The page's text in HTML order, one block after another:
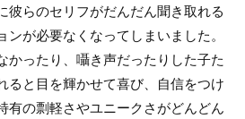
彼らのセリフがだんだん聞き取れる
が必要なくなってしまいました。
かったり、囁き声だったりした子た
ると目を輝かせて喜び、自信をつけ
有の剽軽さやユニークさがどんどん